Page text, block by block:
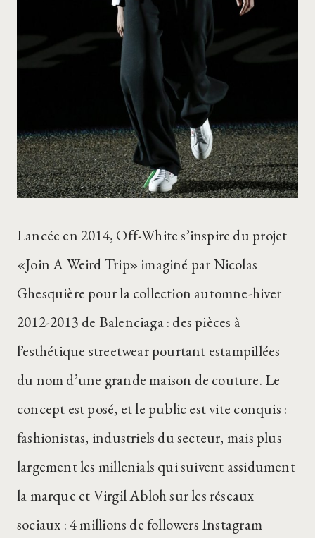
Lancée en 2014, Off-White s’inspire du projet
«Join A Weird Trip» imaginé par Nicolas
Ghesquière pour la collection automne-hiver
2012-2013 de Balenciaga : des pièces à
l’esthétique streetwear pourtant estampillées
du nom d’une grande maison de couture. Le
concept est posé, et le public est vite conquis :
fashionistas, industriels du secteur, mais plus
largement les millenials qui suivent assidument
la marque et Virgil Abloh sur les réseaux
sociaux : 4 millions de followers Instagram